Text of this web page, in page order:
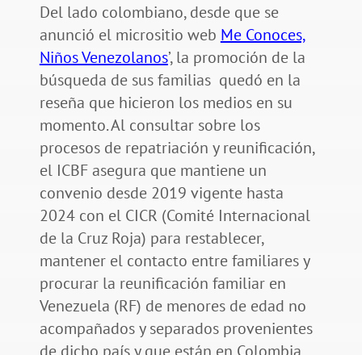
Del lado colombiano, desde que se
anunció el micrositio web Me Conoces,
Niños Venezolanos’, la promoción de la
búsqueda de sus familias quedó en la
reseña que hicieron los medios en su
momento. Al consultar sobre los
procesos de repatriación y reunificación,
el ICBF asegura que mantiene un
convenio desde 2019 vigente hasta
2024 con el CICR (Comité Internacional
de la Cruz Roja) para restablecer,
mantener el contacto entre familiares y
procurar la reunificación familiar en
Venezuela (RF) de menores de edad no
acompañados y separados provenientes
de dicho país y que están en Colombia